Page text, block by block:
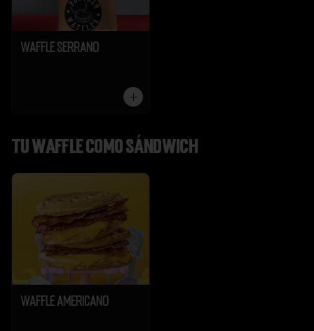
Waffle Serrano
Tu Waffle como Sándwich
Waffle Americano